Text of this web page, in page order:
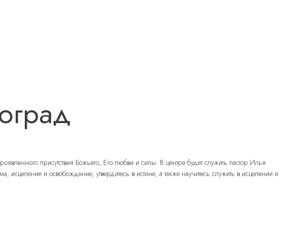
присутствия Божьего, Его любви и силы. В центре будет служить пастор Илья
и освобождение, утвердитесь в истине, а также научитесь служить в исцелении и